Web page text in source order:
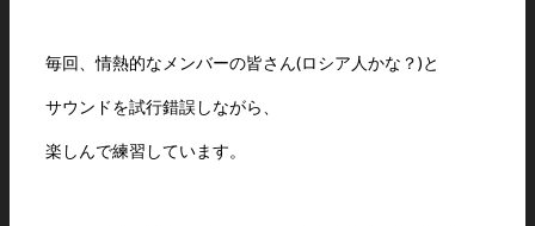
毎回、情熱的なメンバーの皆さん(ロシア人かな？)と
サウンドを試行錯誤しながら、
楽しんで練習しています。